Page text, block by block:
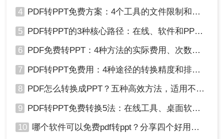
4 PDF转PPT免费方案：4个工具的文件限制和输出质量对比！
5 PDF转PPT的3种核心路径：在线、软件和PPT自带的适用范围！
6 PDF免费转PPT：4种方法的实际费用、次数限制和效果！
7 PDF转PPT免费用：4种途径的转换精度和排版保留能力对比！
8 PDF怎么转换成PPT？五种高效方法，适用不同场景全解析！
9 PDF转PPT免费转换5法：在线工具、桌面软件和PPT插件的优劣！
10 哪个软件可以免费pdf转ppt？分享四个好用的转换工具！